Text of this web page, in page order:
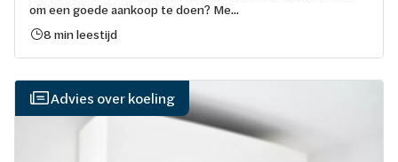
om een goede aankoop te doen? Me...
8 min leestijd
Advies over koeling